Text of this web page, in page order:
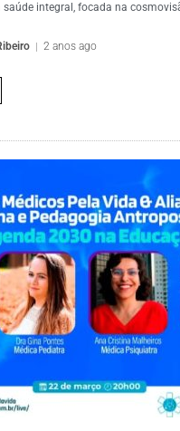
saúde integral, focada na
2 anos ago